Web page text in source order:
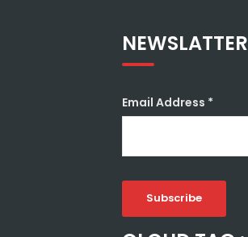
NEWSLATTER
Email Address *